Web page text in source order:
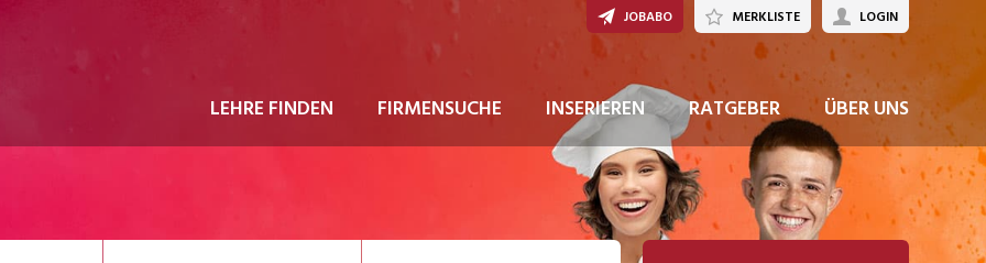
LEHRE FINDEN FIRMENSUCHE INSERIEREN RATGEBER ÜBER UNS
JOBABO MERKLISTE LOGIN
JETZT BEWERBEN